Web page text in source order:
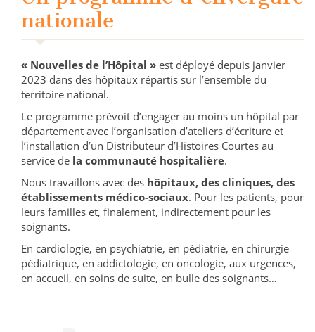
nationale
« Nouvelles de l’Hôpital » est déployé depuis janvier
2023 dans des hôpitaux répartis sur l’ensemble du
territoire national.
Le programme prévoit d’engager au moins un hôpital par
département avec l’organisation d’ateliers d’écriture et
l’installation d’un Distributeur d’Histoires Courtes au
service de la communauté hospitalière.
Nous travaillons avec des hôpitaux, des cliniques, des
établissements médico-sociaux. Pour les patients, pour
leurs familles et, finalement, indirectement pour les
soignants.
En cardiologie, en psychiatrie, en pédiatrie, en chirurgie
pédiatrique, en addictologie, en oncologie, aux urgences,
en accueil, en soins de suite, en bulle des soignants…